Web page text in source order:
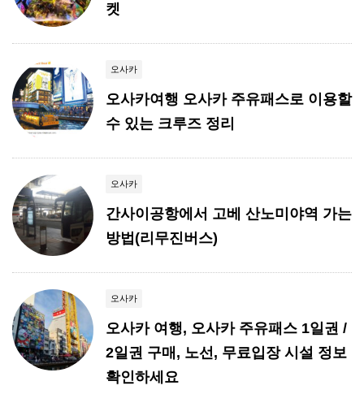
켓
오사카
오사카여행 오사카 주유패스로 이용할
수 있는 크루즈 정리
오사카
간사이공항에서 고베 산노미야역 가는
방법(리무진버스)
오사카
오사카 여행, 오사카 주유패스 1일권 /
2일권 구매, 노선, 무료입장 시설 정보
확인하세요